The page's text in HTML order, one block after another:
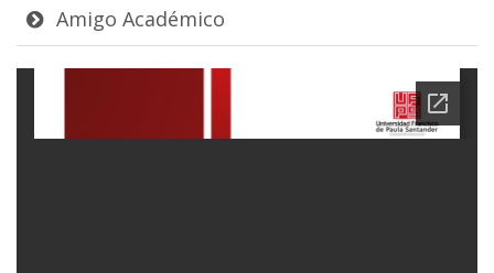
Amigo Académico